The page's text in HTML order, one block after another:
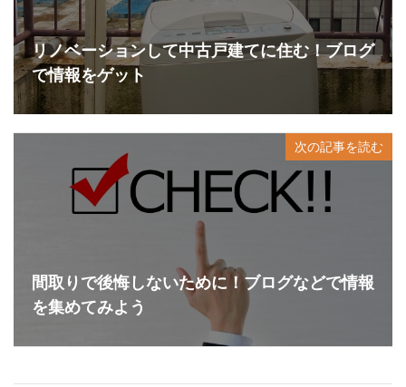
リノベーションして中古戸建てに住む！ブログ
で情報をゲット
次の記事を読む
間取りで後悔しないために！ブログなどで情報
を集めてみよう